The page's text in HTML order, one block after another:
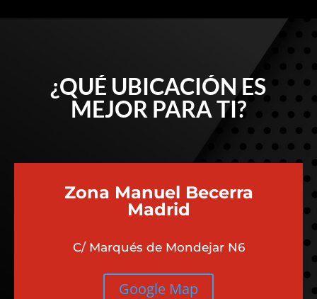
¿QUÉ UBICACIÓN ES
MEJOR PARA TI?
Zona Manuel Becerra
Madrid
C/ Marqués de Mondejar N6
Google Map